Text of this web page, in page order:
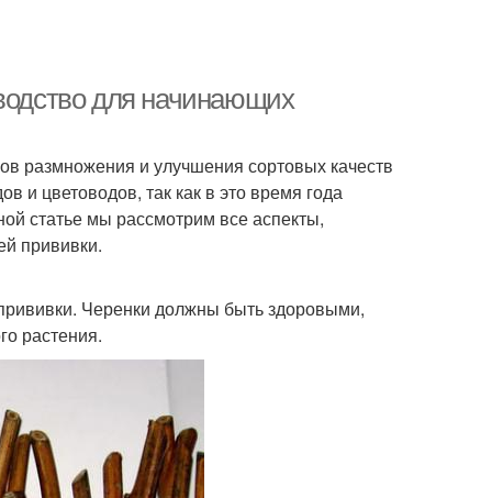
для начинающих
размножения и улучшения сортовых качеств
и цветоводов, так как в это время года
статье мы рассмотрим все аспекты,
прививки.
Черенки должны быть здоровыми,
растения.